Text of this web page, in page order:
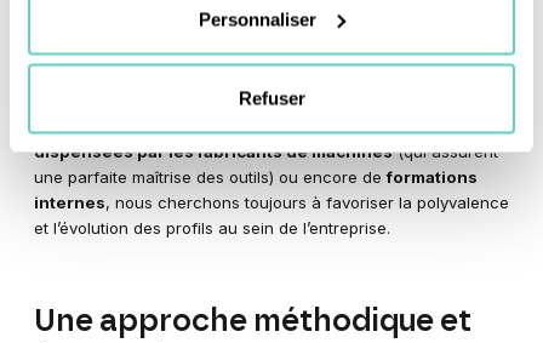
Personnaliser
Refuser
de nos machines ne peuvent aller sans les compétences de
nos collaborateurs. C’est pourquoi nous avons à cœur
formations externes spécialisées
dispensées par les fabricants de machines(qui assurent
une parfaite maîtrise des outils) ou encore deformations
internes, nous cherchons toujours à favoriser la polyvalence
et l’évolution des profils au sein de l’entreprise.
Une approche méthodique et